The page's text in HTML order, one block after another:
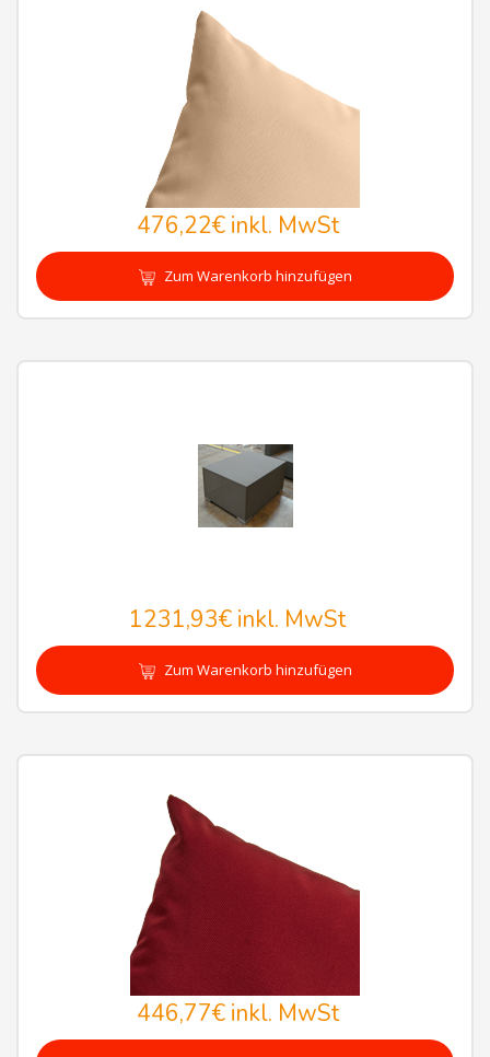
476,22€inkl. MwSt
Zum Warenkorb hinzufügen
1231,93€ inkl. MwSt
Zum Warenkorb hinzufügen
446,77€inkl. MwSt